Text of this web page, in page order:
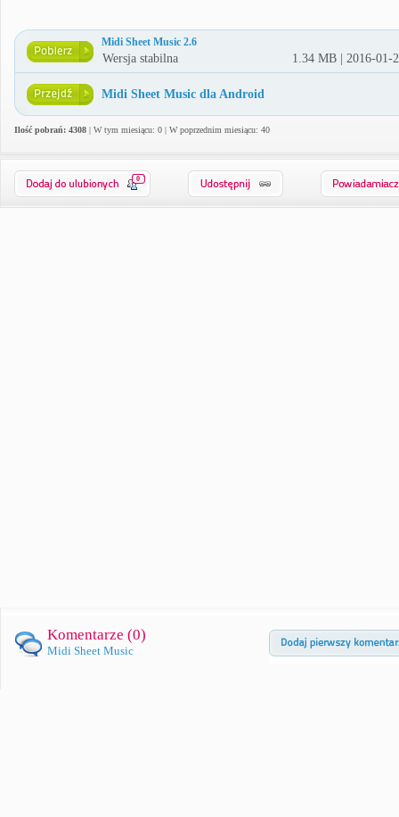
Midi Sheet Music 2.6
Wersja stabilna 1.34 MB | 2016-01-
Midi Sheet Music dla Android
Ilość pobrań: 4308 | W tym miesiącu: 0 | W poprzednim miesiącu: 40
0
Komentarze (0)
Midi Sheet Music